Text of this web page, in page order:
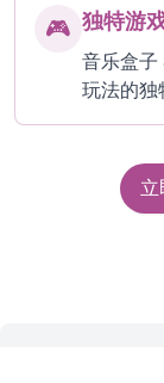
🎮 独特游
音乐盒子
玩法的独